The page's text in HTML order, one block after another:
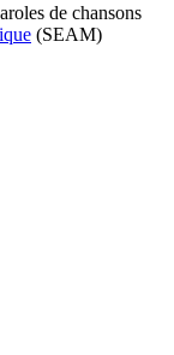
de chansons
(SEAM)